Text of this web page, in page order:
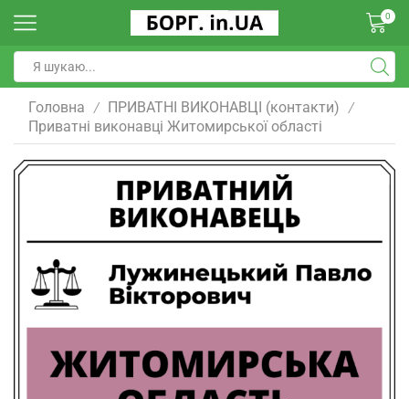
0
Головна / ПРИВАТНІ ВИКОНАВЦІ (контакти) /
Приватні виконавці Житомирської області